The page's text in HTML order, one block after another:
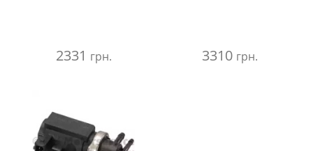
2331 грн. 3310 грн.